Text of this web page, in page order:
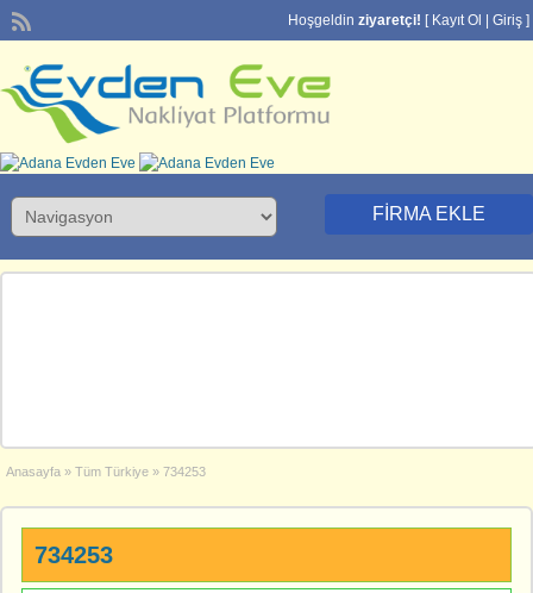
Hoşgeldin ziyaretçi! [ Kayıt Ol Giriş ]
FIRMA EKLE
Anasayfa » Tüm Türkiye » 734253
734253